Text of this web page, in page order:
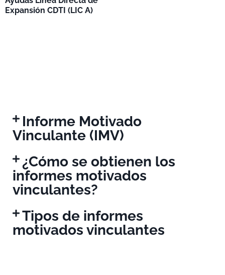
Expansión CDTI (LIC A)
Informe Motivado
Vinculante (IMV)
¿Cómo se obtienen los
informes motivados
vinculantes?
Tipos de informes
motivados vinculantes